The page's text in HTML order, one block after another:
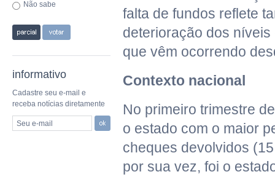
Não sabe
informativo
Cadastre seu e-mail e
receba notícias diretamente
Seu e-mail
falta de fundos reflete
deterioração dos
que vêm ocorrendo
Contexto nacional
No primeiro trimestre
o estado com o maior
cheques devolvidos
por sua vez, foi o